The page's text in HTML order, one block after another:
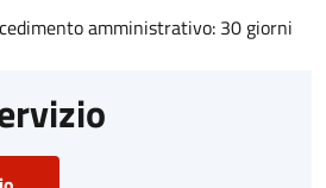
amministrativo: 30 giorni